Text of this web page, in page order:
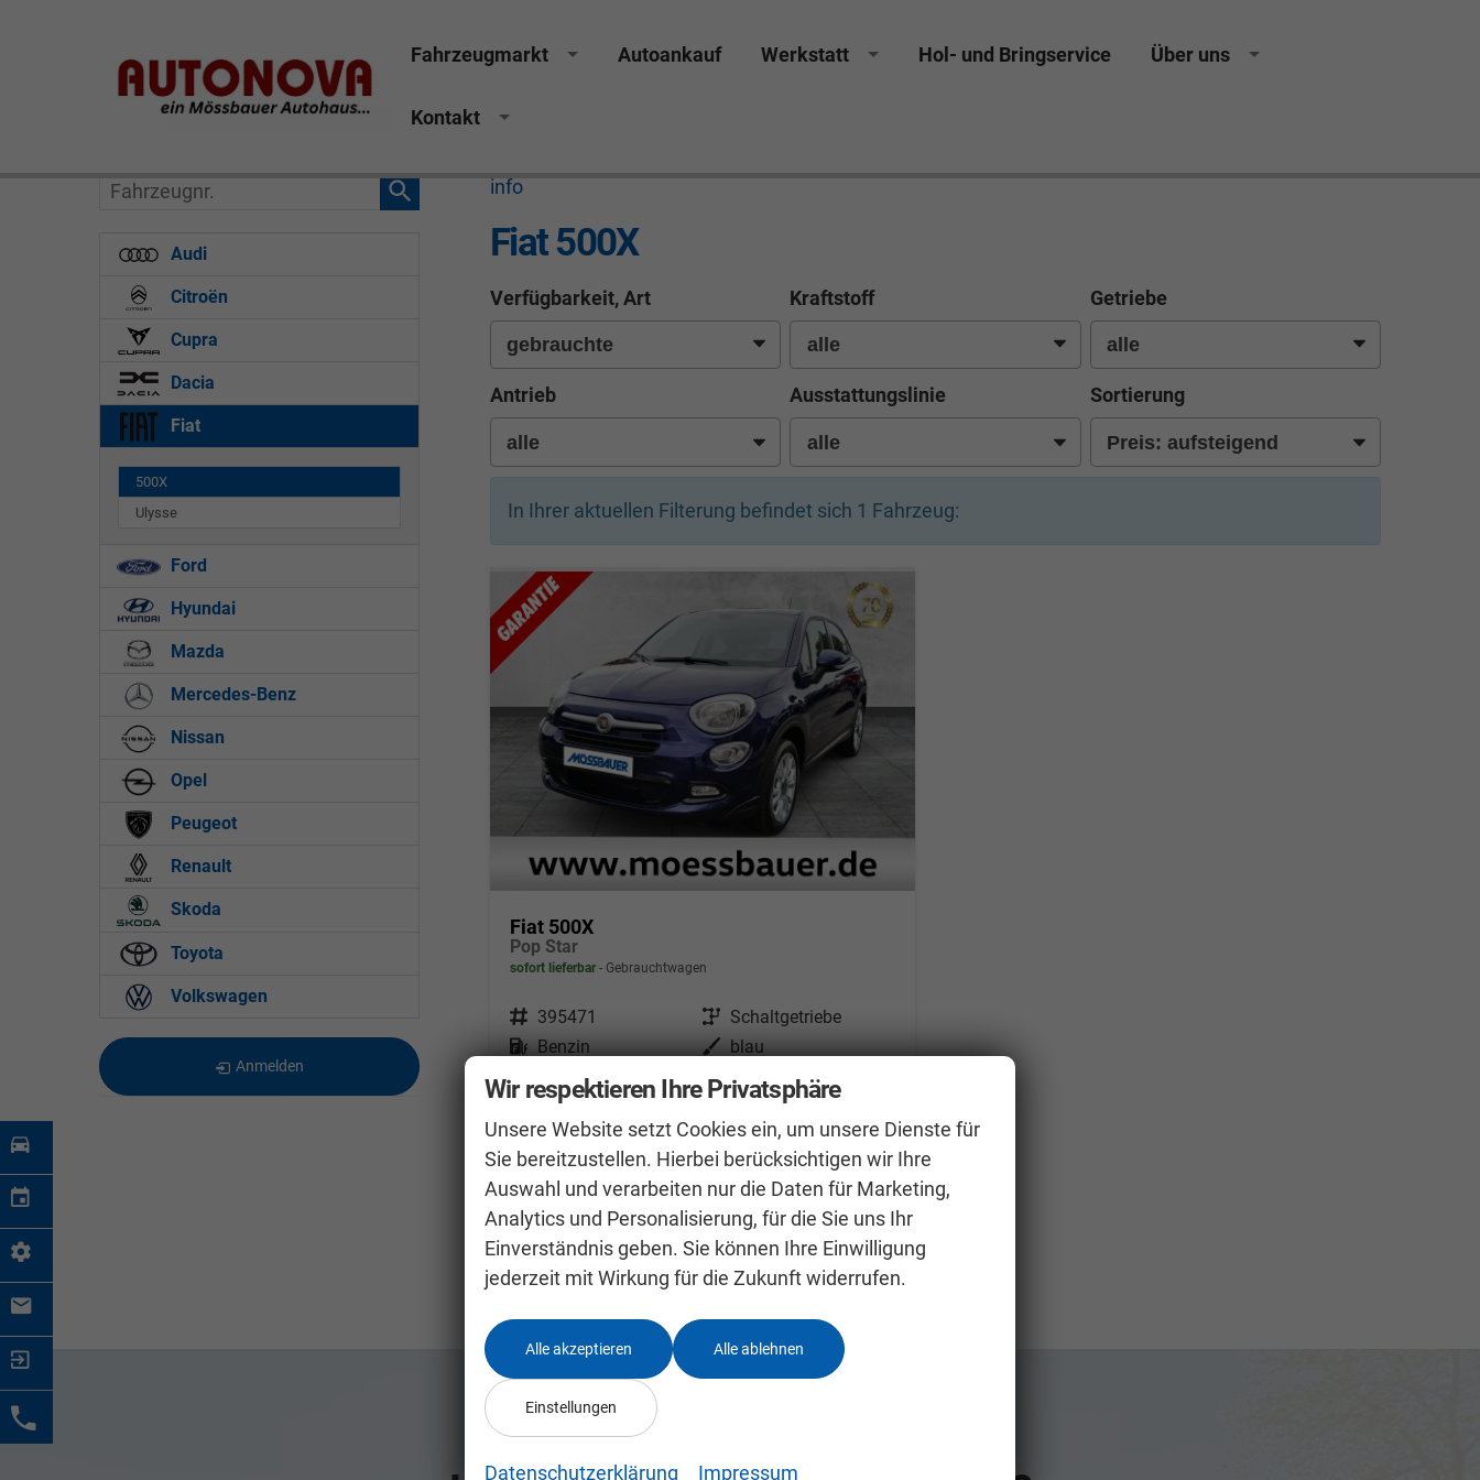
Fahrzeugmarkt Autoankauf Werkstatt Hol- und Bringservice Über uns
Kontakt
info
Fiat 500X
Verfügbarkeit, Art Kraftstoff Getriebe
Antrieb Ausstattungslinie Sortierung
In Ihrer aktuellen Filterung befindet sich 1 Fahrzeug:
Fiat 500X
Pop Star
sofort lieferbar Gebrauchtwagen
Fahrzeugnr. 395471 Getriebe Schaltgetriebe
Kraftstoff Benzin Außenfarbe blau
81 kW (110 PS) Kilometerstand 38.710 km
29.05.2017
12.495,– €
Differenzbesteuert
Details
Fahrzeugnr.
Audi
Citroën
Cupra
Dacia
Fiat
500X
Ulysse
Ford
Hyundai
Mazda
Mercedes-Benz
Nissan
Opel
Peugeot
Renault
Skoda
Toyota
Volkswagen
Anmelden
Wir respektieren Ihre Privatsphäre
Unsere Website setzt Cookies ein, um unsere Dienste für
Sie bereitzustellen. Hierbei berücksichtigen wir Ihre
Auswahl und verarbeiten nur die Daten für Marketing,
Analytics und Personalisierung, für die Sie uns Ihr
Einverständnis geben. Sie können Ihre Einwilligung
jederzeit mit Wirkung für die Zukunft widerrufen.
Alle akzeptieren Alle ablehnen
Einstellungen
Datenschutzerklärung Impressum